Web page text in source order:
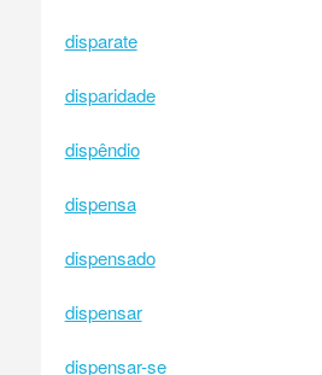
disparate
disparidade
dispêndio
dispensa
dispensado
dispensar
dispensar-se